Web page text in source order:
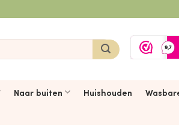
Naar buiten Huishouden